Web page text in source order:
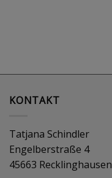
KONTAKT
Tatjana Schindler
Engelberstraße 4
45663 Recklinghausen